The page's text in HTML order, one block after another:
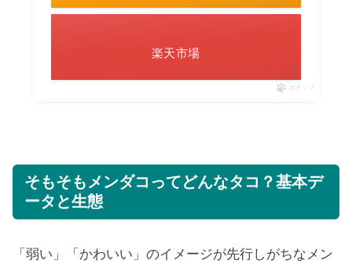
楽天市場
ポチップ
そもそもメンダコってどんなタコ？基本デ
ータと生態
「弱い」「かわいい」のイメージが先行しがちなメン